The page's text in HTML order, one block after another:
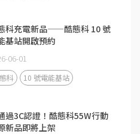
科充電新品——酷態科 10 號
基站開啟預約
06-01
科 10 號電能基站
過3C認證！酷態科55W行動
新品即將上架